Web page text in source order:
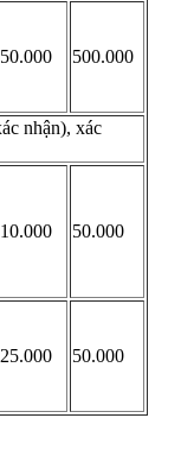
50.000 500.000
nhận), xác
10.000 50.000
25.000 50.000